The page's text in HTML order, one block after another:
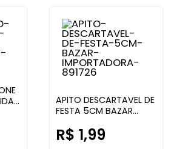
APITO DESCARTAVEL DE
FESTA 5CM BAZAR
R$ 1,99